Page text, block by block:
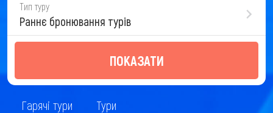
Тип туру
Раннє бронювання турів
ПОКАЗАТИ
Гарячі тури Тури